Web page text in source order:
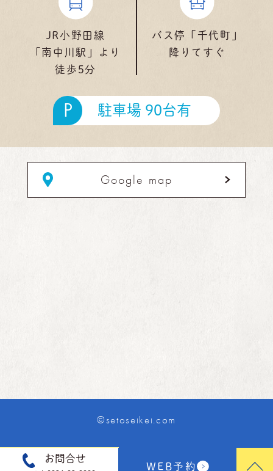
JR小野田線
「南中川駅」より
徒歩5分
バス停「千代町」
降りてすぐ
P 駐車場 90台有
Google map
©setoseikei.com
お問合せ
WEB予約